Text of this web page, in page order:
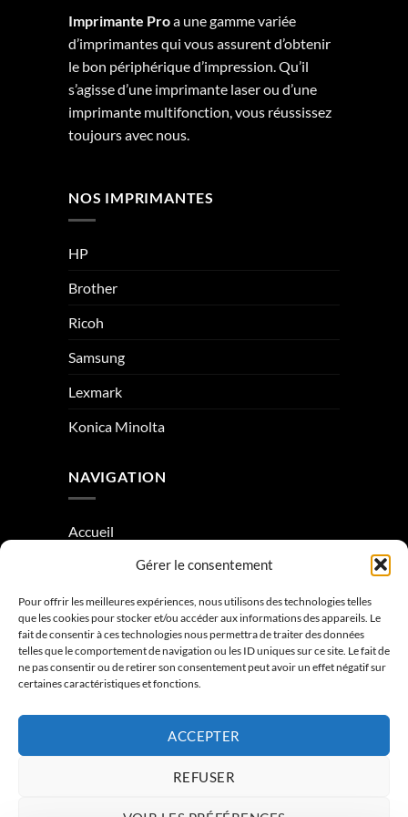
Gérer le consentement
Pour offrir les meilleures expériences, nous utilisons des technologies telles
que les cookies pour stocker et/ou accéder aux informations des appareils. Le
fait de consentir à ces technologies nous permettra de traiter des données
telles que le comportement de navigation ou les ID uniques sur ce site. Le fait de
ne pas consentir ou de retirer son consentement peut avoir un effet négatif sur
certaines caractéristiques et fonctions.
ACCEPTER
REFUSER
Imprimante Proa une gamme variée
d’imprimantes qui vous assurent d’obtenir
le bon périphérique d’impression. Qu’il
s’agisse d’une imprimante laser ou d’une
imprimante multifonction, vous réussissez
toujours avec nous.
NOS IMPRIMANTES
HP
Brother
Ricoh
Samsung
Lexmark
Konica Minolta
NAVIGATION
Accueil
Condition générale de vente
Mentions légales
Contactez-nous